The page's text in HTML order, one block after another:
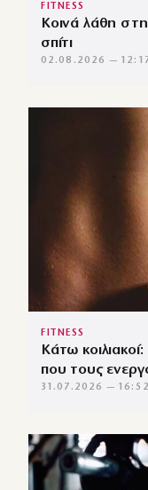
FITNESS
Κοινά λάθη
σπίτι
02.08.2026 —
FITNESS
Κάτω
που τους
31.07.2026 — 16:52